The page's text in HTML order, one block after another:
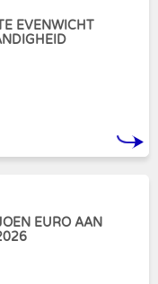
EVENWICHT
EURO AAN